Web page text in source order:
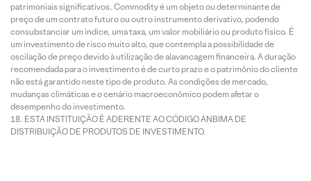
patrimoniais significativos. Commodity é um objeto ou determinante de
preço de um contrato futuro ou outro instrumento derivativo, podendo
consubstanciar um índice, uma taxa, um valor mobiliário ou produto físico. É
um investimento de risco muito alto, que contempla a possibilidade de
oscilação de preço devido à utilização de alavancagem financeira. A duração
recomendada para o investimento é de curto prazo e o patrimônio do cliente
não está garantido neste tipo de produto. As condições de mercado,
mudanças climáticas e o cenário macroeconômico podem afetar o
desempenho do investimento.
ESTA INSTITUIÇÃO É ADERENTE AO CÓDIGO ANBIMA DE
DISTRIBUIÇÃO DE PRODUTOS DE INVESTIMENTO.